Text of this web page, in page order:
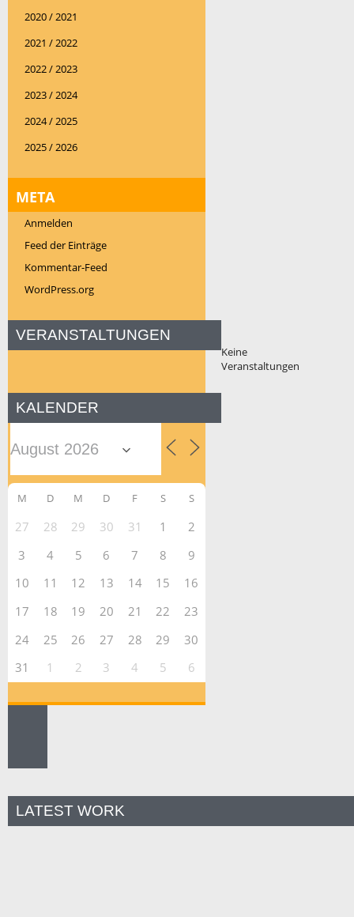
2020 / 2021
2021 / 2022
2022 / 2023
2023 / 2024
2024 / 2025
2025 / 2026
META
Anmelden
Feed der Einträge
Kommentar-Feed
WordPress.org
VERANSTALTUNGEN
Keine
Veranstaltungen
KALENDER
M D M D F S S
27 28 29 30 31 1
2
3
4 5 6 7 8
9
10
11 12 13 14 15
16
17
18 19 20 21 22
23
24
25 26 27 28 29
30
31
1 2 3 4 5 6
LATEST WORK